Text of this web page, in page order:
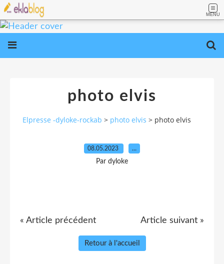
MENU
photo elvis
Elpresse -dyloke-rockab > photo elvis > photo elvis
08.05.2023 …
Par dyloke
« Article précédent Article suivant »
Retour à l'accueil